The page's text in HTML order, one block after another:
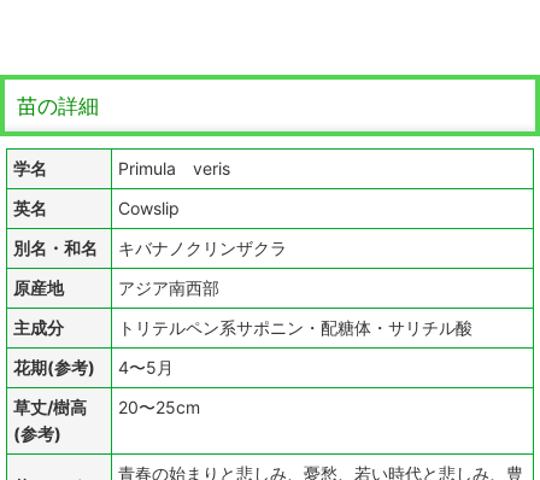
苗の詳細
学名
Primula veris
英名
Cowslip
別名・和名
キバナノクリンザクラ
原産地
アジア南西部
主成分
トリテルペン系サポニン・配糖体・サリチル酸
花期(参考)
4〜5月
草丈/樹高
(参考)
20〜25cm
青春の始まりと悲しみ、憂愁、若い時代と悲しみ、豊